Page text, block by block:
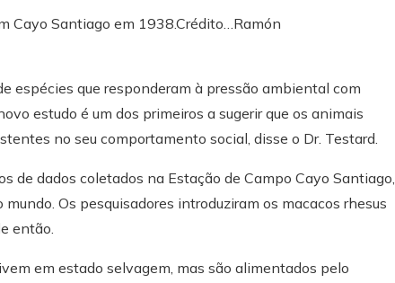
Cayo Santiago em 1938.Crédito…Ramón
espécies que responderam à pressão ambiental com
estudo é um dos primeiros a sugerir que os animais
no seu comportamento social, disse o Dr. Testard.
de dados coletados na Estação de Campo Cayo Santiago,
Os pesquisadores introduziram os macacos rhesus
então.
em estado selvagem, mas são alimentados pelo